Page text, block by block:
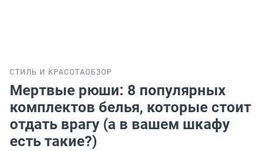
СТИЛЬ И КРАСОТАОБЗОР
Мертвые рюши: 8 популярных
комплектов белья, которые стоит
отдать врагу (а в вашем шкафу
есть такие?)